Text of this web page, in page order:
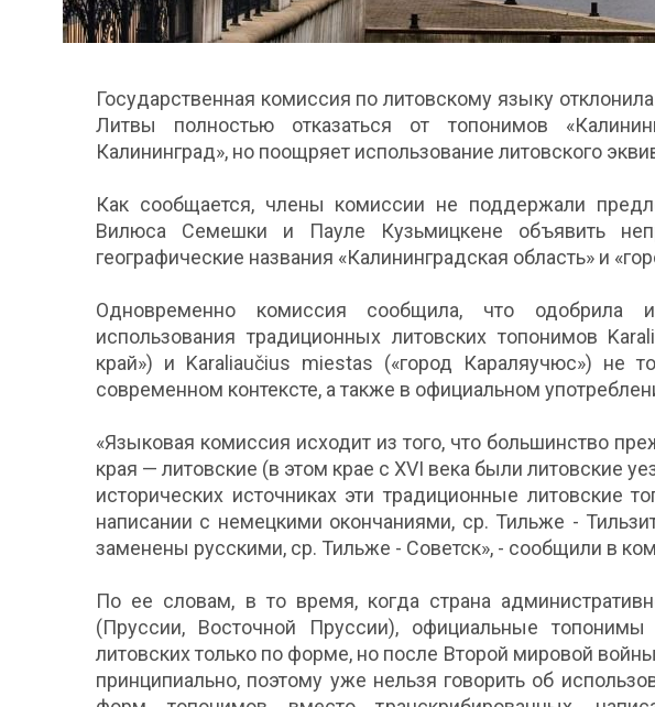
Государственная комиссия по литовскому языку
Литвы полностью отказаться от топонимов
Калининград», но поощряет использование литовского
Как сообщается, члены комиссии не поддержали
Вилюса Семешки и Пауле Кузьмицкене объявить
географические названия «Калининградская область» и
Одновременно комиссия сообщила, что одобрила
использования традиционных литовских топонимов
край») и Karaliaučius miestas («город Караляучюс») не
современном контексте, а также в официальном
«Языковая комиссия исходит из того, что большинство
края — литовские (в этом крае с XVI века были литовские
исторических источниках эти традиционные литовские
написании с немецкими окончаниями, ср. Тильже -
заменены русскими, ср. Тильже - Советск», - сообщили в
По ее словам, в то время, когда страна
(Пруссии, Восточной Пруссии), официальные топонимы
литовских только по форме, но после Второй мировой
принципиально, поэтому уже нельзя говорить об